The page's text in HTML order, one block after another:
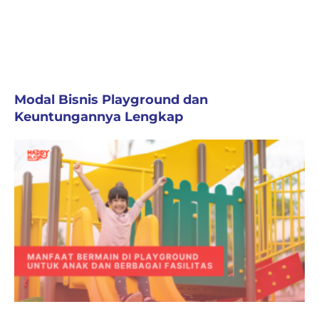
Modal Bisnis Playground dan
Keuntungannya Lengkap